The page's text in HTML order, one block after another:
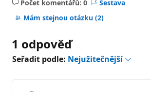
Počet komentářů: 0
Žádné
komentáře
Sestava
Mám stejnou otázku (2)
1 odpověď
Seřadit podle: Nejužitečnější